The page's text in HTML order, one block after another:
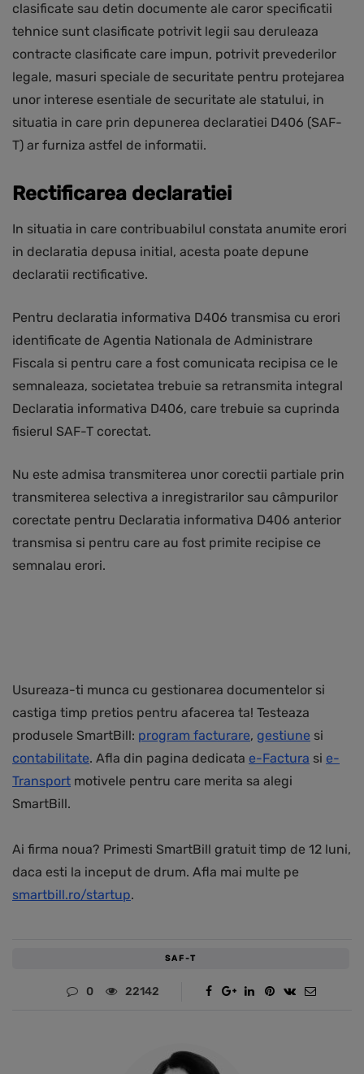
clasificate sau detin documente ale caror specificatii
tehnice sunt clasificate potrivit legii sau deruleaza
contracte clasificate care impun, potrivit prevederilor
legale, masuri speciale de securitate pentru protejarea
unor interese esentiale de securitate ale statului, in
situatia in care prin depunerea declaratiei D406 (SAF-
T) ar furniza astfel de informatii.
Rectificarea declaratiei
In situatia in care contribuabilul constata anumite erori
in declaratia depusa initial, acesta poate depune
declaratii rectificative.
Pentru declaratia informativa D406 transmisa cu erori
identificate de Agentia Nationala de Administrare
Fiscala si pentru care a fost comunicata recipisa ce le
semnaleaza, societatea trebuie sa retransmita integral
Declaratia informativa D406, care trebuie sa cuprinda
fisierul SAF-T corectat.
Nu este admisa transmiterea unor corectii partiale prin
transmiterea selectiva a inregistrarilor sau câmpurilor
corectate pentru Declaratia informativa D406 anterior
transmisa si pentru care au fost primite recipise ce
semnalau erori.
Usureaza-ti munca cu gestionarea documentelor si
castiga timp pretios pentru afacerea ta! Testeaza
produsele SmartBill: program facturare, gestiune si
contabilitate. Afla din pagina dedicata e-Factura si e-
Transport motivele pentru care merita sa alegi
SmartBill.
Ai firma noua? Primesti SmartBill gratuit timp de 12 luni,
daca esti la inceput de drum. Afla mai multe pe
smartbill.ro/startup.
SAF-T
0 22142